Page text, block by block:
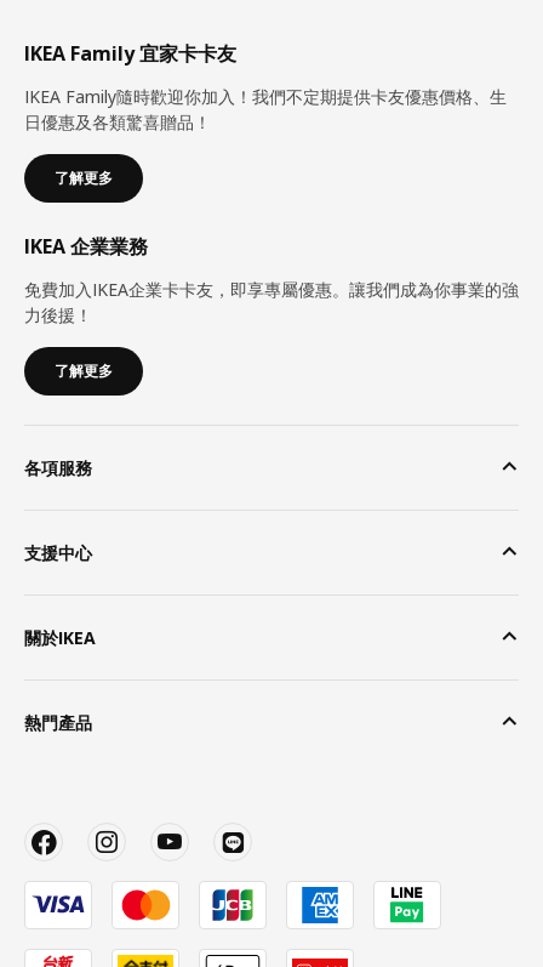
IKEA Family 宜家卡卡友
IKEA Family隨時歡迎你加入！我們不定期提供卡友優惠價格、生
日優惠及各類驚喜贈品！
了解更多
IKEA 企業業務
免費加入IKEA企業卡卡友，即享專屬優惠。讓我們成為你事業的強
力後援！
了解更多
各項服務
支援中心
關於IKEA
熱門產品